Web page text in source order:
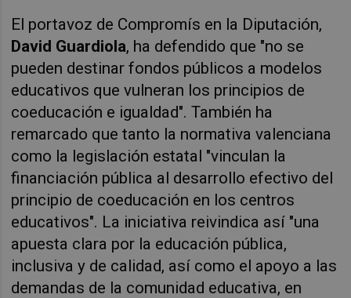
David Guardiola, ha defendido que "no se
pueden destinar fondos públicos a modelos
educativos que vulneran los principios de
coeducación e igualdad". También ha
remarcado que tanto la normativa valenciana
como la legislación estatal "vinculan la
financiación pública al desarrollo efectivo del
principio de coeducación en los centros
educativos". La iniciativa reivindica así "una
apuesta clara por la educación pública,
inclusiva y de calidad, así como el apoyo a las
demandas de la comunidad educativa, en